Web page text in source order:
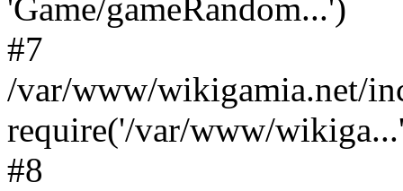
'Game/gameRandom...')
#7
/var/www/wikigamia.net/
require('/var/www/
#8